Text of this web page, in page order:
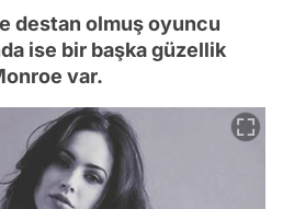
destan olmuş oyuncu
ise bir başka güzellik
var.